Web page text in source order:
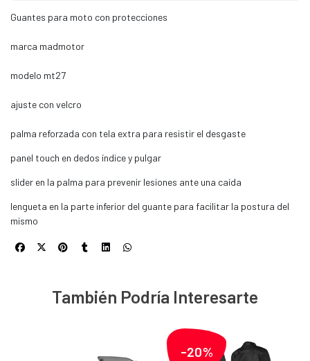
Guantes para moto con protecciones
marca madmotor
modelo mt27
ajuste con velcro
palma reforzada con tela extra para resistir el desgaste
panel touch en dedos índice y pulgar
slider en la palma para prevenir lesiones ante una caída
lengueta en la parte inferior del guante para facilitar la postura del
mismo
También Podría Interesarte
-20%